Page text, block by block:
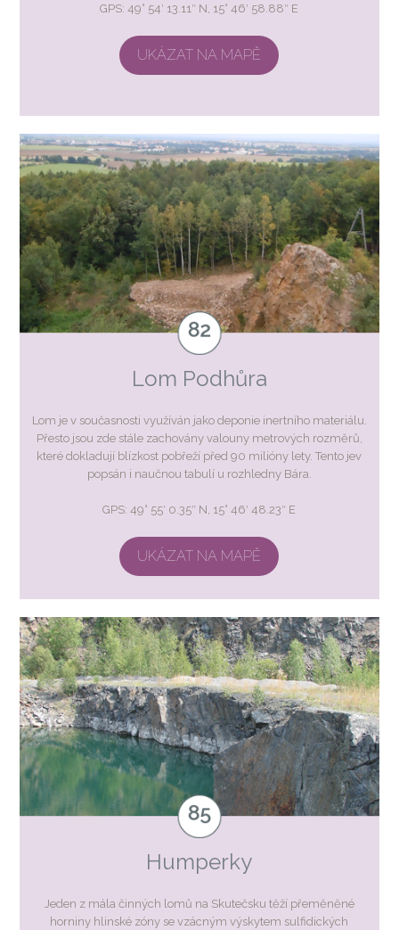
GPS: 49° 54′ 13.11″ N, 15° 46′ 58.88″ E
UKÁZAT NA MAPĚ
Lom Podhůra
Lom je v současnosti využíván jako deponie inertního materiálu.
Přesto jsou zde stále zachovány valouny metrových rozměrů,
které dokladují blízkost pobřeží před 90 milióny lety. Tento jev
popsán i naučnou tabulí u rozhledny Bára.
GPS: 49° 55′ 0.35″ N, 15° 46′ 48.23″ E
UKÁZAT NA MAPĚ
Humperky
Jeden z mála činných lomů na Skutečsku těží přeměněné
horniny hlinské zóny se vzácným výskytem sulfidických